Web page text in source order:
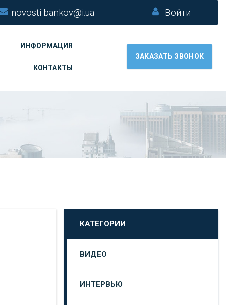
novosti-bankov@i.ua Войти
ИНФОРМАЦИЯ
КОНТАКТЫ
ЗАКАЗАТЬ ЗВОНОК
КАТЕГОРИИ
ВИДЕО
ИНТЕРВЬЮ